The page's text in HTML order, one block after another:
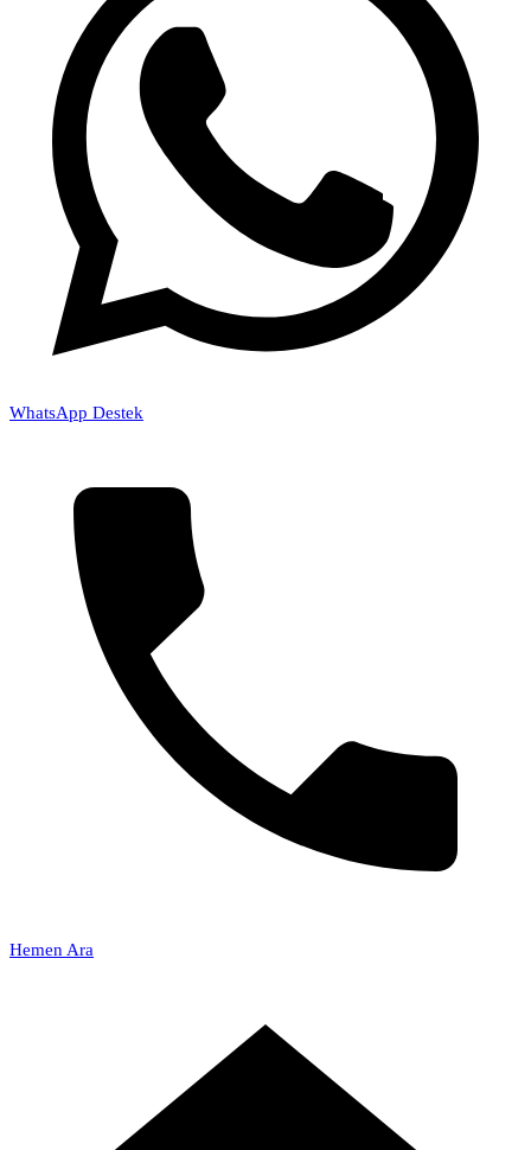
WhatsApp Destek
Hemen Ara